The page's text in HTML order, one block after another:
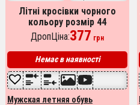
Літні кросівки чорного
кольору розмір 44
українського виробництва
ДропЦіна:377 грн
Немає в наявності
Мужская летняя обувь